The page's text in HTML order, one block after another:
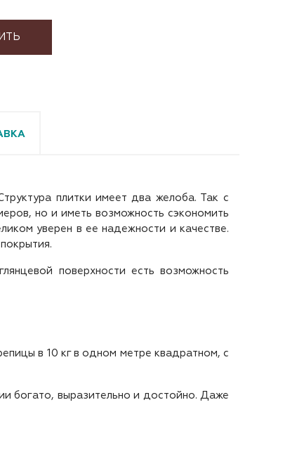
плитки имеет два желоба. Так с
но и иметь возможность сэкономить
уверен в ее надежности и качестве.
поверхности есть возможность
в 10 кг в одном метре квадратном, с
богато, выразительно и достойно. Даже